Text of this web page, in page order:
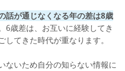
話が通じなくなる年の差は8歳
6歳差は、お互いに経験してき
てきた時代が重なります。
ないため自分の知らない情報に